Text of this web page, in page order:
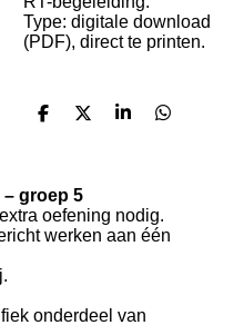
Type: digitale download
(PDF), direct te printen.
D
n
D
S
D
groep 5
oefening nodig.
werken aan één
onderdeel van